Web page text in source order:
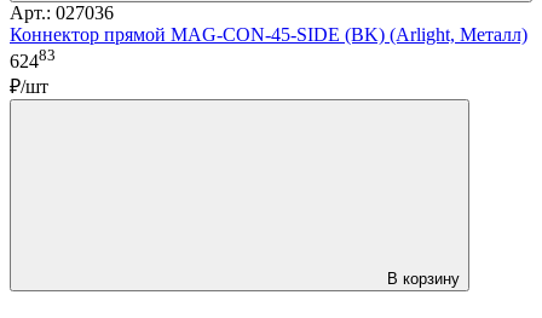
Арт.: 027036
Коннектор прямой MAG-CON-45-SIDE (BK) (Arlight, Металл)
62483
₽/шт
В корзину